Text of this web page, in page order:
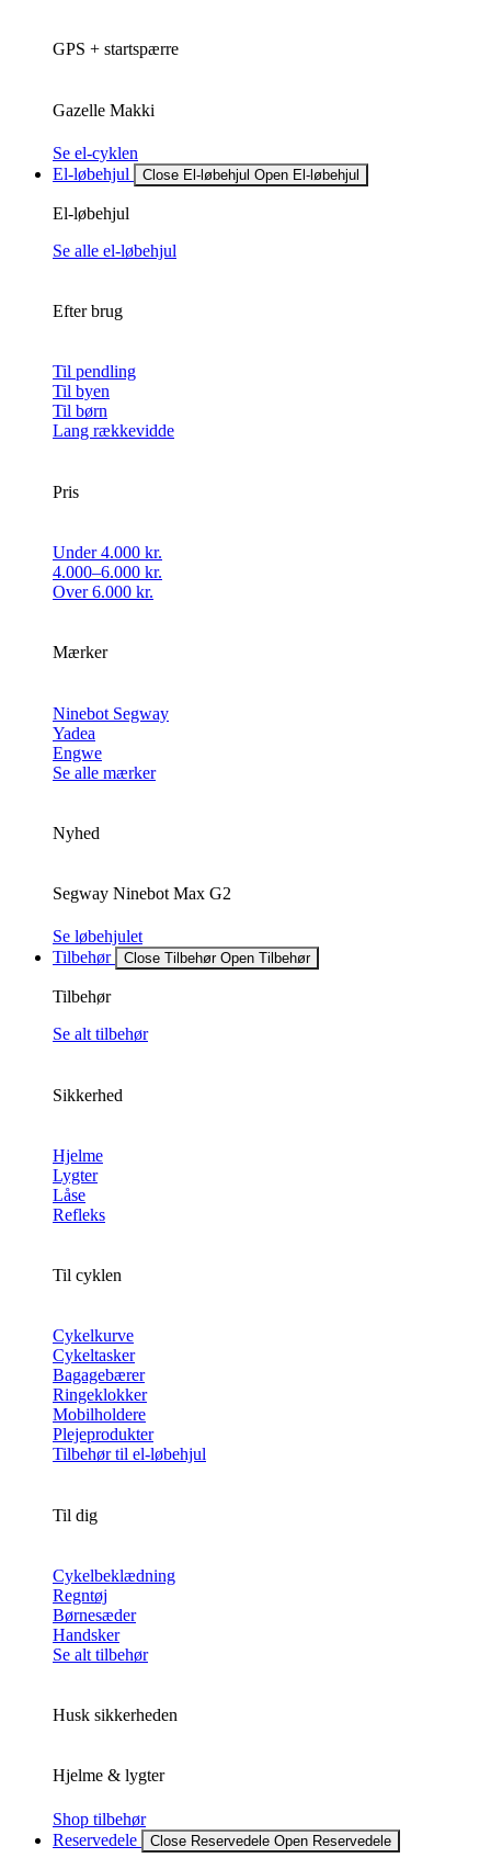
GPS + startspærre
Gazelle Makki
Se el-cyklen
El-løbehjul
Close El-løbehjul Open El-løbehjul
El-løbehjul
Se alle el-løbehjul
Efter brug
Til pendling
Til byen
Til børn
Lang rækkevidde
Pris
Under 4.000 kr.
4.000–6.000 kr.
Over 6.000 kr.
Mærker
Ninebot Segway
Yadea
Engwe
Se alle mærker
Nyhed
Segway Ninebot Max G2
Se løbehjulet
Tilbehør
Close Tilbehør Open Tilbehør
Tilbehør
Se alt tilbehør
Sikkerhed
Hjelme
Lygter
Låse
Refleks
Til cyklen
Cykelkurve
Cykeltasker
Bagagebærer
Ringeklokker
Mobilholdere
Plejeprodukter
Tilbehør til el-løbehjul
Til dig
Cykelbeklædning
Regntøj
Børnesæder
Handsker
Se alt tilbehør
Husk sikkerheden
Hjelme & lygter
Shop tilbehør
Reservedele
Close Reservedele Open Reservedele